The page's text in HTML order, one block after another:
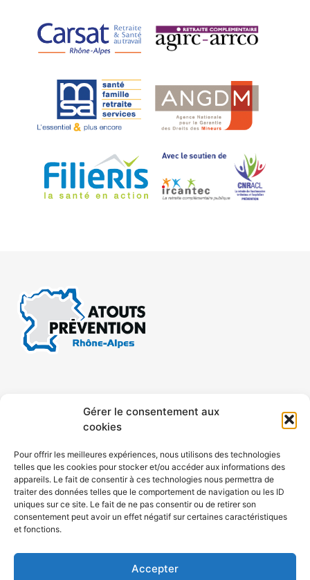
Gérer le consentement aux
cookies
Pour offrir les meilleures expériences, nous utilisons des technologies
telles que les cookies pour stocker et/ou accéder aux informations des
appareils. Le fait de consentir à ces technologies nous permettra de
traiter des données telles que le comportement de navigation ou les ID
uniques sur ce site. Le fait de ne pas consentir ou de retirer son
consentement peut avoir un effet négatif sur certaines caractéristiques
et fonctions.
Accepter
CONTACT MENTIONS LÉGALES
ACCESSIBILITÉ
POLITIQUE DE COOKIES (UE)